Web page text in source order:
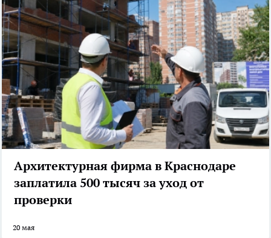
Архитектурная фирма в Краснодаре
заплатила 500 тысяч за уход от
проверки
20 мая